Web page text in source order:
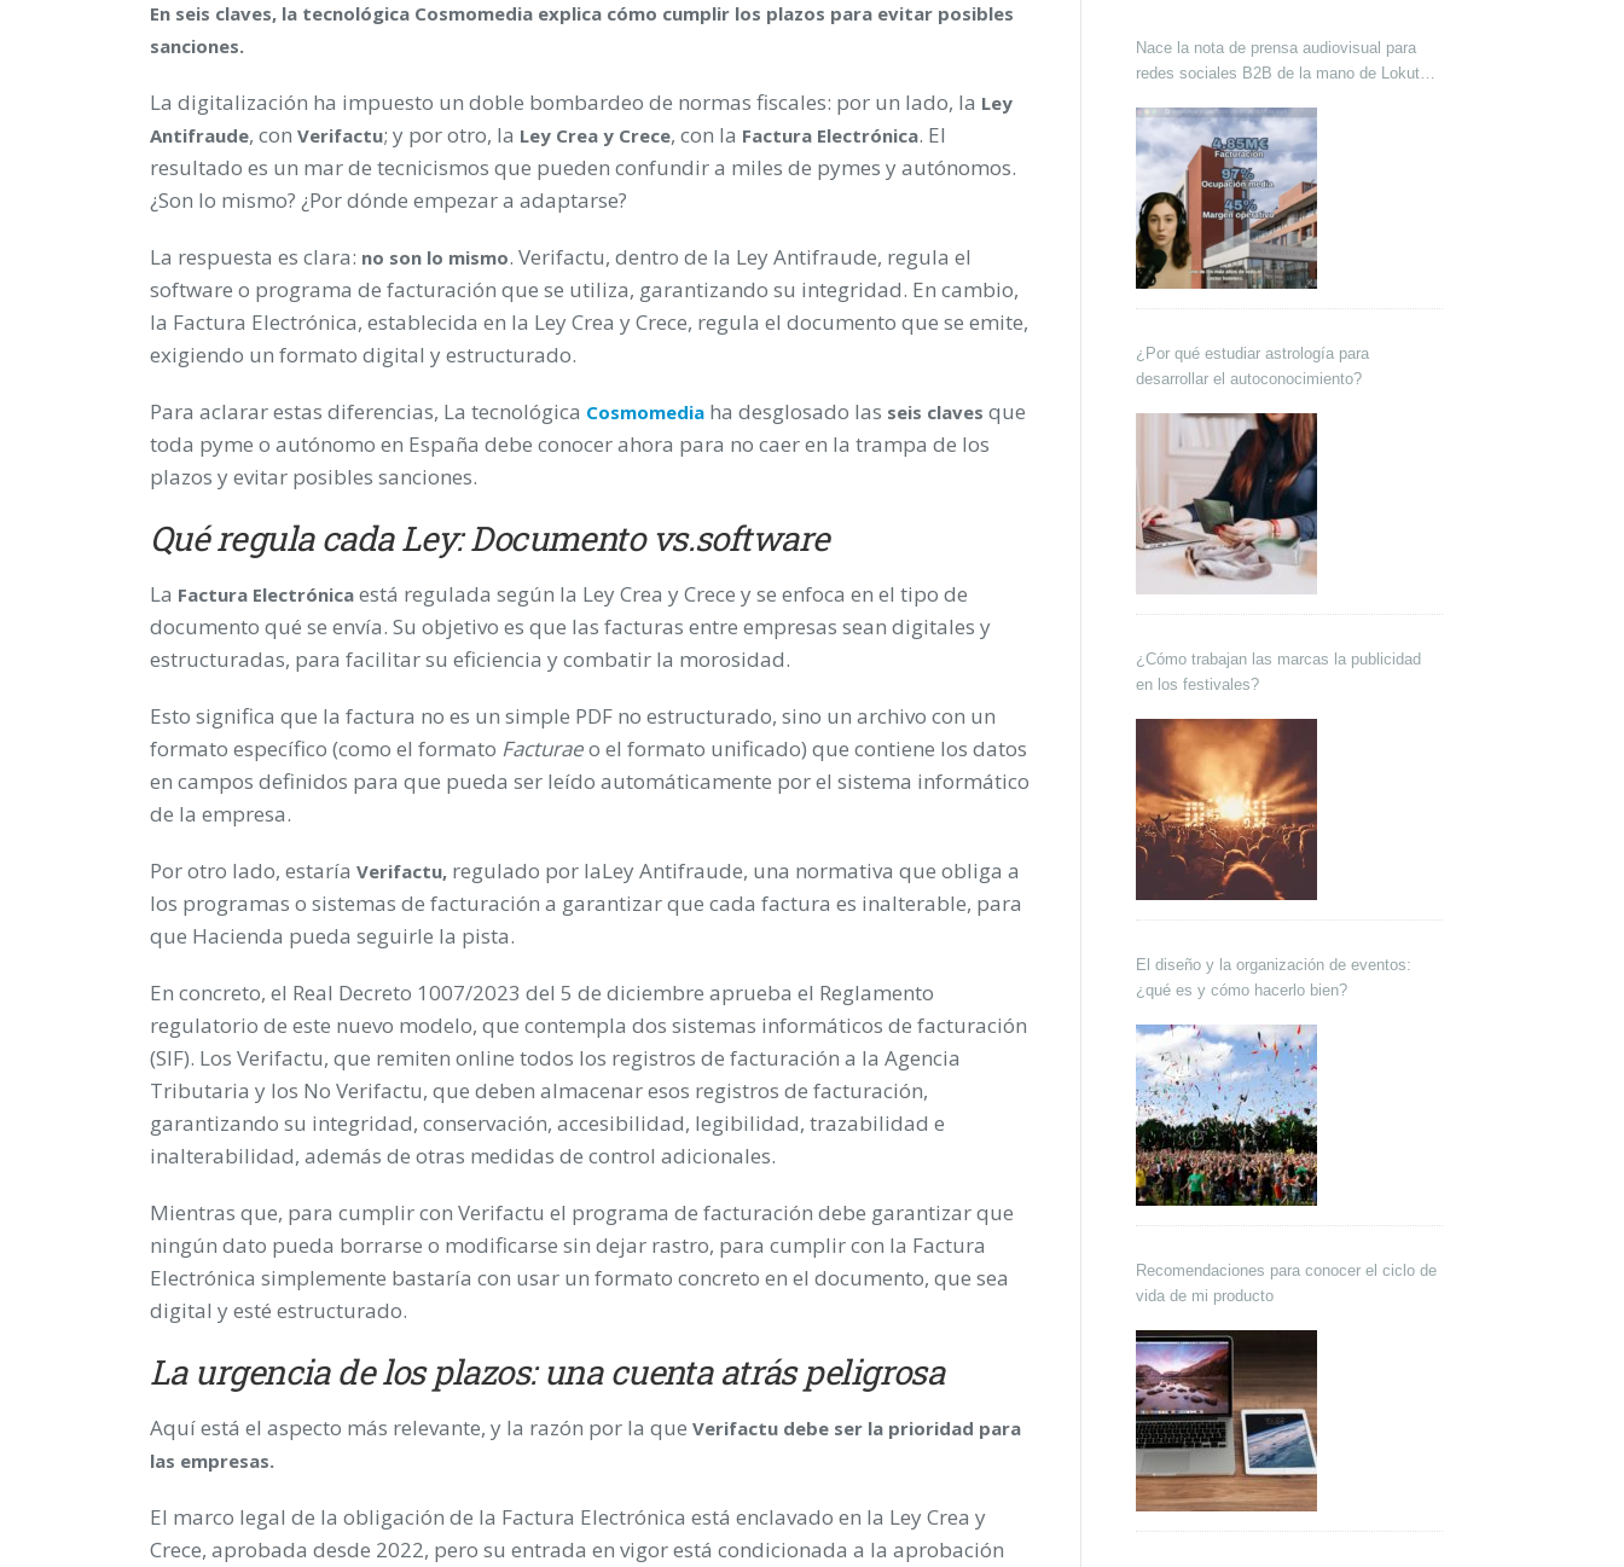
En seis claves, la tecnológica Cosmomedia explica cómo cumplir los plazos para evitar posibles
sanciones.
La digitalización ha impuesto un doble bombardeo de normas fiscales: por un lado, la Ley
Antifraude, con Verifactu; y por otro, la Ley Crea y Crece, con la Factura Electrónica. El
resultado es un mar de tecnicismos que pueden confundir a miles de pymes y autónomos.
¿Son lo mismo? ¿Por dónde empezar a adaptarse?
La respuesta es clara: no son lo mismo. Verifactu, dentro de la Ley Antifraude, regula el
software o programa de facturación que se utiliza, garantizando su integridad. En cambio,
la Factura Electrónica, establecida en la Ley Crea y Crece, regula el documento que se emite,
exigiendo un formato digital y estructurado.
Para aclarar estas diferencias, La tecnológica Cosmomedia ha desglosado las seis claves que
toda pyme o autónomo en España debe conocer ahora para no caer en la trampa de los
plazos y evitar posibles sanciones.
Qué regula cada Ley: Documento vs.software
La Factura Electrónica está regulada según la Ley Crea y Crece y se enfoca en el tipo de
documento qué se envía. Su objetivo es que las facturas entre empresas sean digitales y
estructuradas, para facilitar su eficiencia y combatir la morosidad.
Esto significa que la factura no es un simple PDF no estructurado, sino un archivo con un
formato específico (como el formato Facturaeo el formato unificado) que contiene los datos
en campos definidos para que pueda ser leído automáticamente por el sistema informático
de la empresa.
Por otro lado, estaría Verifactu, regulado por laLey Antifraude, una normativa que obliga a
los programas o sistemas de facturación a garantizar que cada factura es inalterable, para
que Hacienda pueda seguirle la pista.
En concreto, el Real Decreto 1007/2023 del 5 de diciembre aprueba el Reglamento
regulatorio de este nuevo modelo, que contempla dos sistemas informáticos de facturación
(SIF). Los Verifactu, que remiten online todos los registros de facturación a la Agencia
Tributaria y los No Verifactu, que deben almacenar esos registros de facturación,
garantizando su integridad, conservación, accesibilidad, legibilidad, trazabilidad e
inalterabilidad, además de otras medidas de control adicionales.
Mientras que, para cumplir con Verifactu el programa de facturación debe garantizar que
ningún dato pueda borrarse o modificarse sin dejar rastro, para cumplir con la Factura
Electrónica simplemente bastaría con usar un formato concreto en el documento, que sea
digital y esté estructurado.
La urgencia de los plazos: una cuenta atrás peligrosa
Aquí está el aspecto más relevante, y la razón por la que Verifactu debe ser la prioridad para
las empresas.
El marco legal de la obligación de la Factura Electrónica está enclavado en la Ley Crea y
Crece, aprobada desde 2022, pero su entrada en vigor está condicionada a la aprobación
Nace la nota de prensa audiovisual para
redes sociales B2B de la mano de Lokutor
¿Por qué estudiar astrología para
desarrollar el autoconocimiento?
¿Cómo trabajan las marcas la publicidad
en los festivales?
El diseño y la organización de eventos:
¿qué es y cómo hacerlo bien?
Recomendaciones para conocer el ciclo de
vida de mi producto